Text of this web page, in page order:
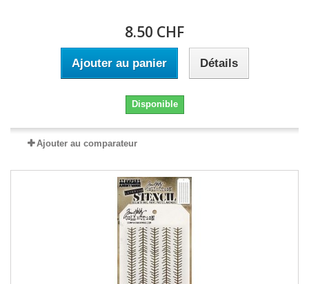
8.50 CHF
Ajouter au panier Détails
Disponible
Ajouter au comparateur